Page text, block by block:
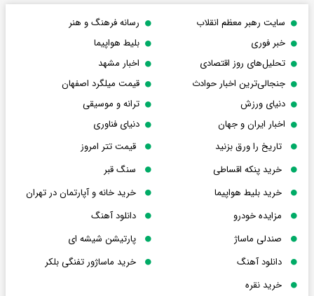
سایت رهبر معظم انقلاب
رسانه فرهنگ و هنر
خبر فوری
بلیط هواپیما
تحلیل‌های روز اقتصادی
اخبار مشهد
جنجالی‌ترین اخبار حوادث
قیمت میلگرد اصفهان
دنیای ورزش
ترانه و موسیقی
اخبار ایران و جهان
دنیای فناوری
تاریخ را ورق بزنید
قیمت تتر امروز
خرید پنکه اقساطی
سنگ قبر
خرید بلیط هواپیما
خرید خانه و آپارتمان در تهران
مزایده خودرو
دانلود آهنگ
صندلی ماساژ
پارتیشن شیشه ای
دانلود آهنگ
خرید ماساژور تفنگی بلکر
خرید نقره